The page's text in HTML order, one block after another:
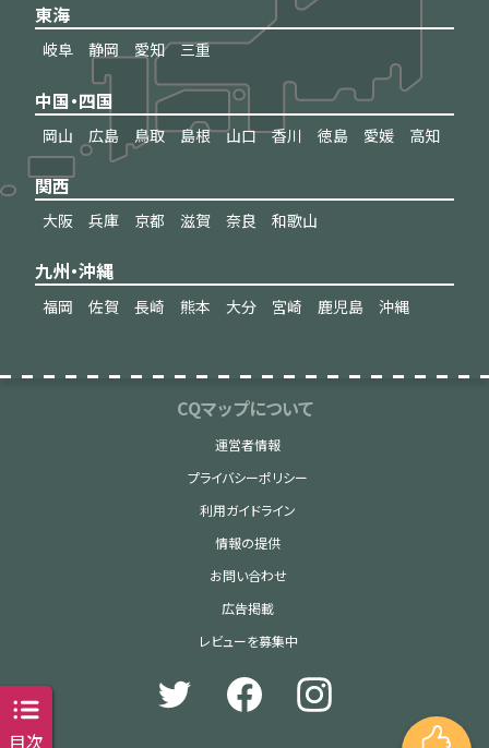
東海
岐阜 静岡 愛知 三重
中国・四国
岡山 広島 鳥取 島根 山口 香川 徳島 愛媛 高知
関西
大阪 兵庫 京都 滋賀 奈良 和歌山
九州・沖縄
福岡 佐賀 長崎 熊本 大分 宮崎 鹿児島 沖縄
CQマップについて
運営者情報
プライバシーポリシー
利用ガイドライン
情報の提供
お問い合わせ
広告掲載
レビューを募集中
目次